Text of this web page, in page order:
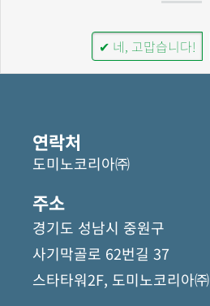
✔ 네, 고맙습니다!
연락처
도미노코리아㈜
주소
경기도 성남시 중원구
사기막골로 62번길 37
스타타워2F, 도미노코리아㈜